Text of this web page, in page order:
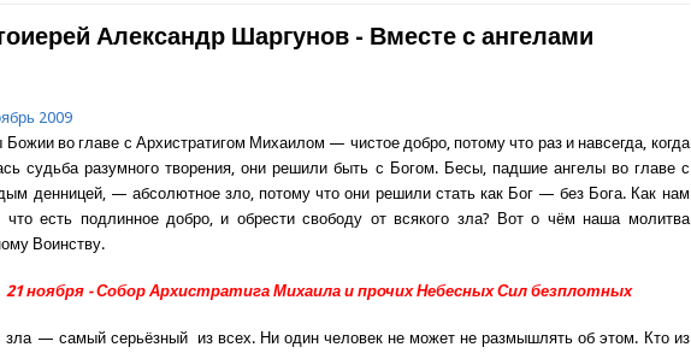
Александр Шаргунов - Вместе с ангелами
2009
Божии во главе с Архистратигом Михаилом — чистое добро, потому что раз и навсегда, когда
судьба разумного творения, они решили быть с Богом. Бесы, падшие ангелы во главе с
денницей, — абсолютное зло, потому что они решили стать как Бог — без Бога. Как нам
что есть подлинное добро, и обрести свободу от всякого зла? Вот о чём наша молитва
Воинству.
21 ноября - Собор Архистратига Михаила и прочих Небесных Сил безплотных
зла — самый серьёзный из всех. Ни один человек не может не размышлять об этом. Кто из